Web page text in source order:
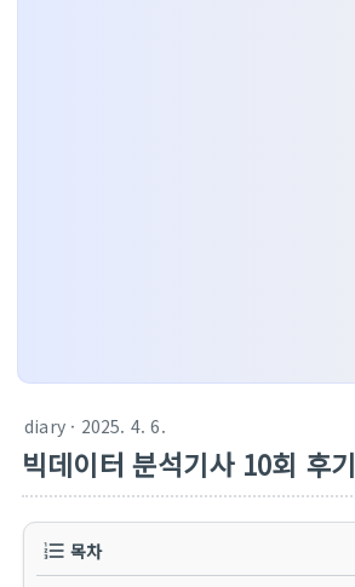
diary · 2025. 4. 6.
빅데이터 분석기사 10회 후
목차